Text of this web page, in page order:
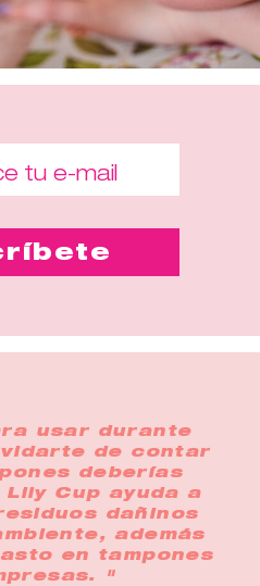
usar durante
de contar
deberías
Cup ayuda a
dañinos
además
en tampones
"